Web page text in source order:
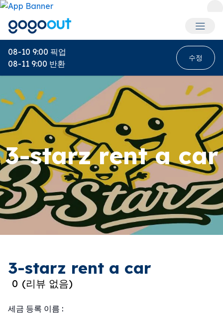
회원 메
08-10 9:00 픽업
08-11 9:00 반환
수정
3-starz rent a car
3-starz rent a car
0 (리뷰 없음)
세금 등록 이름 :